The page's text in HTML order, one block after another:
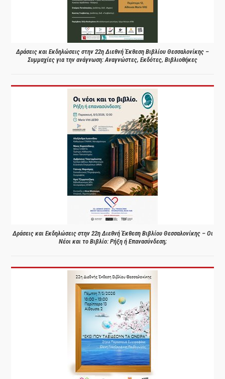
Δράσεις και Εκδηλώσεις στην 22η Διεθνή Έκθεση Βιβλίου Θεσσαλονίκης –
Συμμαχίες για την ανάγνωση: Αναγνώστες, Εκδότες, Βιβλιοθήκες
Δράσεις και Εκδηλώσεις στην 22η Διεθνή Έκθεση Βιβλίου Θεσσαλονίκης – Οι
Νέοι και το Βιβλίο: Ρήξη ή Επανασύνδεση;